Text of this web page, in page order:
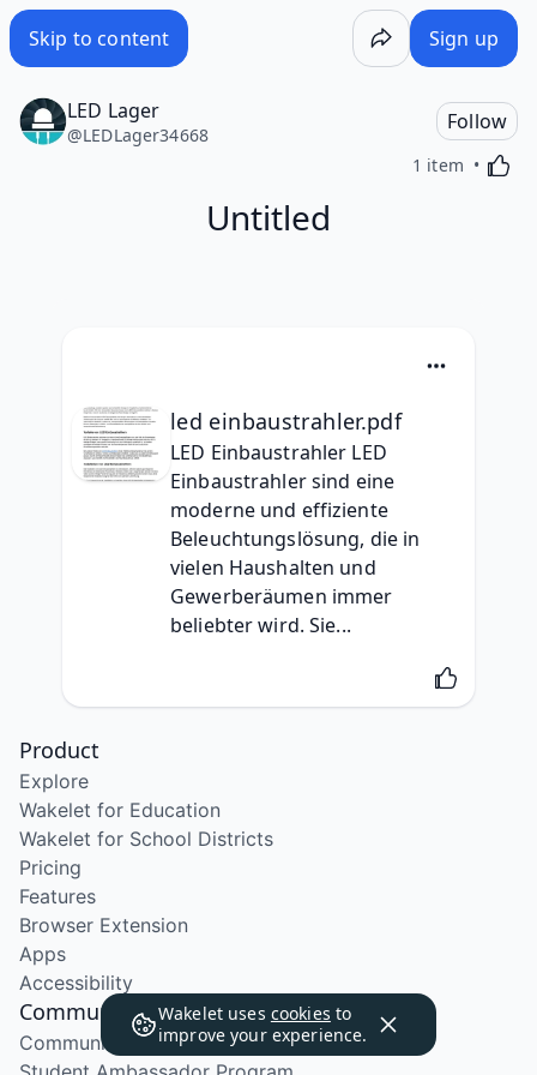
Skip to content Sign up
LED Lager
@LEDLager34668
Follow
1 item
Untitled
led einbaustrahler.pdf
LED Einbaustrahler LED
Einbaustrahler sind eine
moderne und effiziente
Beleuchtungslösung, die in
vielen Haushalten und
Gewerberäumen immer
beliebter wird. Sie...
Wakelet uses cookies to
improve your experience.
Product
Explore
Wakelet for Education
Wakelet for School Districts
Pricing
Features
Browser Extension
Apps
Accessibility
Community
Community Program